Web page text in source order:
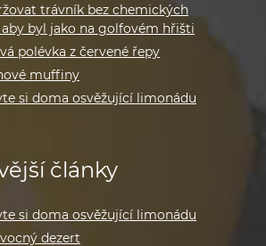
trávník bez chemických
byl jako na golfovém hřišti
polévka z červené řepy
muffiny
si doma osvěžující limonádu
články
si doma osvěžující limonádu
dezert